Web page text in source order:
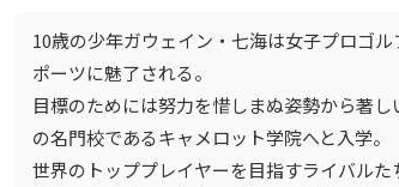
10歳の少年ガウェイン・七海は女子プロゴ
ポーツに魅了される。
目標のためには努力を惜しまぬ姿勢から著
の名門校であるキャメロット学院へと入学。
世界のトッププレイヤーを目指すライバル